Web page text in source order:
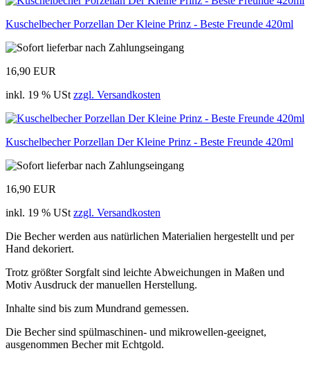
Kuschelbecher Porzellan Der Kleine Prinz - Beste Freunde 420ml
16,90 EUR
inkl. 19 % USt zzgl. Versandkosten
Kuschelbecher Porzellan Der Kleine Prinz - Beste Freunde 420ml
16,90 EUR
inkl. 19 % USt zzgl. Versandkosten
Die Becher werden aus natürlichen Materialien hergestellt und per
Hand dekoriert.
Trotz größter Sorgfalt sind leichte Abweichungen in Maßen und
Motiv Ausdruck der manuellen Herstellung.
Inhalte sind bis zum Mundrand gemessen.
Die Becher sind spülmaschinen- und mikrowellen-geeignet,
ausgenommen Becher mit Echtgold.